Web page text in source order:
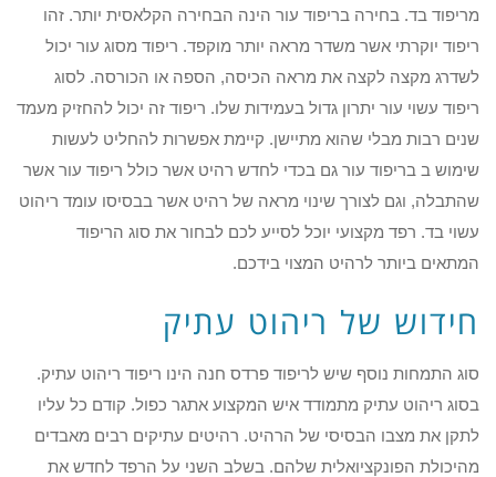
מריפוד בד. בחירה בריפוד עור הינה הבחירה הקלאסית יותר. זהו
ריפוד יוקרתי אשר משדר מראה יותר מוקפד. ריפוד מסוג עור יכול
לשדרג מקצה לקצה את מראה הכיסה, הספה או הכורסה. לסוג
ריפוד עשוי עור יתרון גדול בעמידות שלו. ריפוד זה יכול להחזיק מעמד
שנים רבות מבלי שהוא מתיישן. קיימת אפשרות להחליט לעשות
שימוש ב בריפוד עור גם בכדי לחדש רהיט אשר כולל ריפוד עור אשר
שהתבלה, וגם לצורך שינוי מראה של רהיט אשר בבסיסו עומד ריהוט
עשוי בד. רפד מקצועי יוכל לסייע לכם לבחור את סוג הריפוד
המתאים ביותר לרהיט המצוי בידכם.
חידוש של ריהוט עתיק
סוג התמחות נוסף שיש לריפוד פרדס חנה הינו ריפוד ריהוט עתיק.
בסוג ריהוט עתיק מתמודד איש המקצוע אתגר כפול. קודם כל עליו
לתקן את מצבו הבסיסי של הרהיט. רהיטים עתיקים רבים מאבדים
מהיכולת הפונקציואלית שלהם. בשלב השני על הרפד לחדש את